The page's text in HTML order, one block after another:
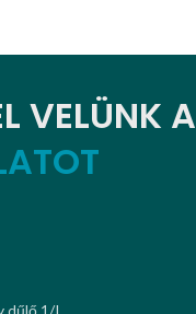
VELÜNK A
dűlő 1/I.